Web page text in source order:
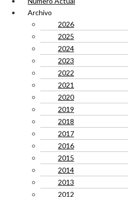
Archivo
2026
2025
2024
2023
2022
2021
2020
2019
2018
2017
2016
2015
2014
2013
2012